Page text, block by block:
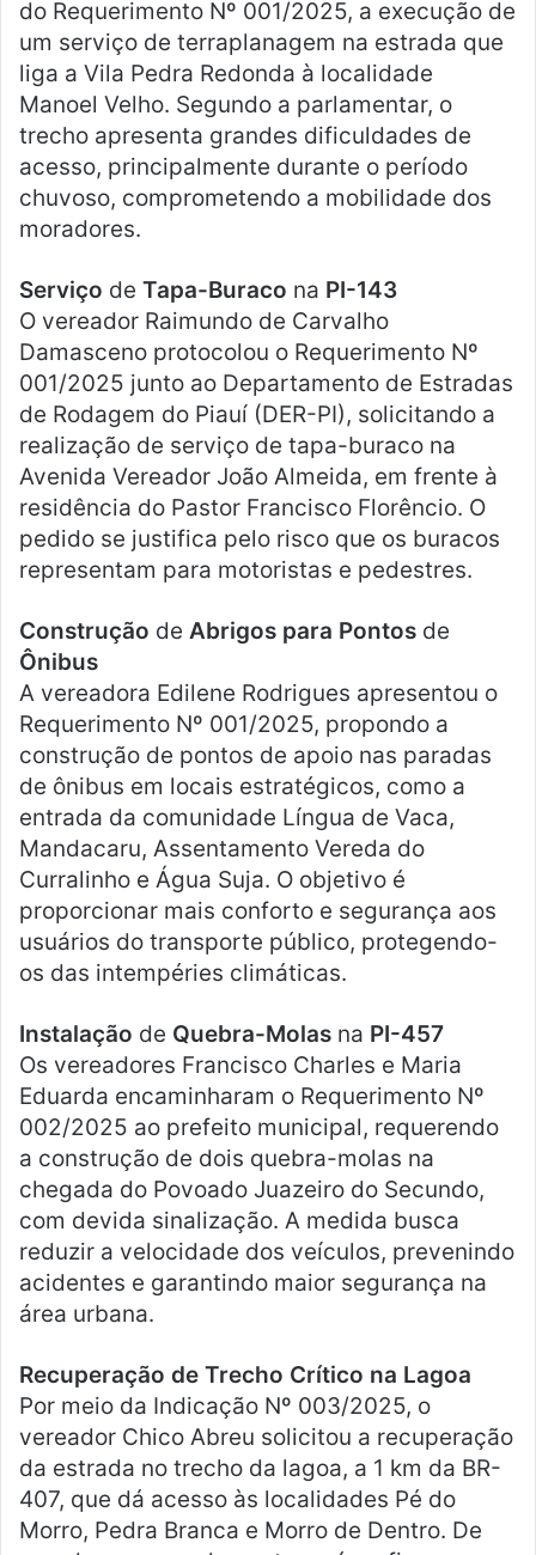
do Requerimento Nº 001/2025, a execução de
um serviço de terraplanagem na estrada que
liga a Vila Pedra Redonda à localidade
Manoel Velho. Segundo a parlamentar, o
trecho apresenta grandes dificuldades de
acesso, principalmente durante o período
chuvoso, comprometendo a mobilidade dos
moradores.
Serviço de Tapa-Buraco na PI-143
O vereador Raimundo de Carvalho
Damasceno protocolou o Requerimento Nº
001/2025 junto ao Departamento de Estradas
de Rodagem do Piauí (DER-PI), solicitando a
realização de serviço de tapa-buraco na
Avenida Vereador João Almeida, em frente à
residência do Pastor Francisco Florêncio. O
pedido se justifica pelo risco que os buracos
representam para motoristas e pedestres.
Construção de Abrigos para Pontos de
Ônibus
A vereadora Edilene Rodrigues apresentou o
Requerimento Nº 001/2025, propondo a
construção de pontos de apoio nas paradas
de ônibus em locais estratégicos, como a
entrada da comunidade Língua de Vaca,
Mandacaru, Assentamento Vereda do
Curralinho e Água Suja. O objetivo é
proporcionar mais conforto e segurança aos
usuários do transporte público, protegendo-
os das intempéries climáticas.
Instalação de Quebra-Molas na PI-457
Os vereadores Francisco Charles e Maria
Eduarda encaminharam o Requerimento Nº
002/2025 ao prefeito municipal, requerendo
a construção de dois quebra-molas na
chegada do Povoado Juazeiro do Secundo,
com devida sinalização. A medida busca
reduzir a velocidade dos veículos, prevenindo
acidentes e garantindo maior segurança na
área urbana.
Recuperação de Trecho Crítico na Lagoa
Por meio da Indicação Nº 003/2025, o
vereador Chico Abreu solicitou a recuperação
da estrada no trecho da lagoa, a 1 km da BR-
407, que dá acesso às localidades Pé do
Morro, Pedra Branca e Morro de Dentro. De